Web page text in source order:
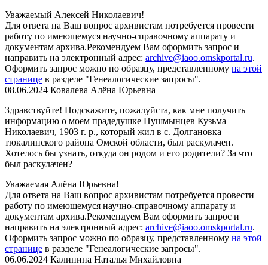
Уважаемый Алексей Николаевич!
Для ответа на Ваш вопрос архивистам потребуется провести
работу по имеющемуся научно-справочному аппарату и
документам архива.Рекомендуем Вам оформить запрос и
направить на электронный адрес: archive@iaoo.omskportal.ru.
Оформить запрос можно по образцу, представленному на этой
странице в разделе "Генеалогические запросы".
08.06.2024 Ковалева Алёна Юрьевна
Здравствуйте! Подскажите, пожалуйста, как мне получить
информацию о моем прадедушке Пушмынцев Кузьма
Николаевич, 1903 г. р., который жил в с. Долгановка
тюкалинского района Омской области, был раскулачен.
Хотелось бы узнать, откуда он родом и его родители? За что
был раскулачен?
Уважаемая Алёна Юрьевна!
Для ответа на Ваш вопрос архивистам потребуется провести
работу по имеющемуся научно-справочному аппарату и
документам архива.Рекомендуем Вам оформить запрос и
направить на электронный адрес: archive@iaoo.omskportal.ru.
Оформить запрос можно по образцу, представленному на этой
странице в разделе "Генеалогические запросы".
06.06.2024 Калинина Наталья Михайловна